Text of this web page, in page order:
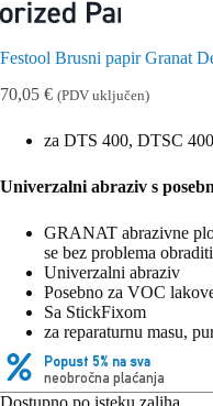
Festool Brusni papir Granat
70,05 € (PDV uključen)
za DTS 400, DTSC
Univerzalni abraziv s
GRANAT abrazivne
se bez problema
Univerzalni abraziv
Posebno za VOC
Sa StickFixom
za reparaturnu masu,
Popust 5% na sva
neobročna plaćanja
Dostupno po isteku zaliha